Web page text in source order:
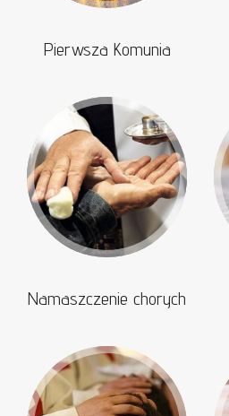
Pierwsza Komunia
Namaszczenie chorych